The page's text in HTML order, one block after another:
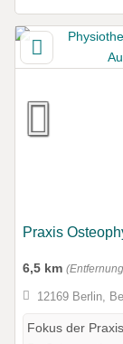
Praxis
6,5 km
12169 Berlin,
Fokus der